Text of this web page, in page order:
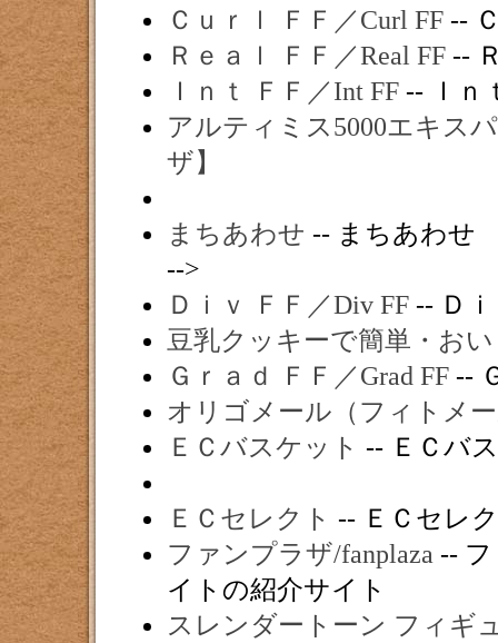
Ｃｕｒｌ ＦＦ／Curl FF --
Ｒｅａｌ ＦＦ／Real FF --
Ｉｎｔ ＦＦ／Int FF -- Ｉｎ
アルティミス5000エキス
ザ】
まちあわせ -- まちあわせ
-->
Ｄｉｖ ＦＦ／Div FF -- Ｄ
豆乳クッキーで簡単・お
Ｇｒａｄ ＦＦ／Grad FF --
オリゴメール（フィトメ
ＥＣバスケット -- ＥＣバ
ＥＣセレクト -- ＥＣセレ
ファンプラザ/fanplaza --
イトの紹介サイト
スレンダートーン フィギ